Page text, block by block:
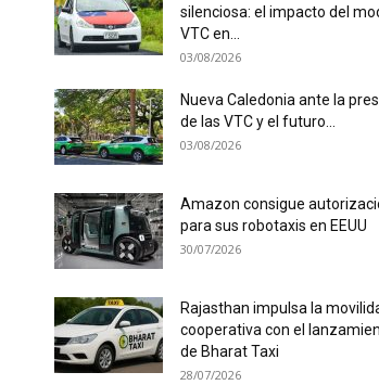
silenciosa: el impacto del
VTC en...
03/08/2026
Nueva Caledonia ante la
de las VTC y el futuro...
03/08/2026
Amazon consigue
para sus robotaxis en EEUU
30/07/2026
Rajasthan impulsa la
cooperativa con el
de Bharat Taxi
28/07/2026